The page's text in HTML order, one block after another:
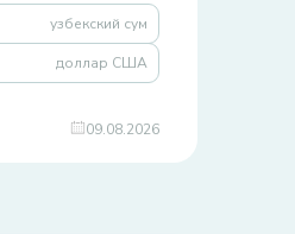
узбекский сум
доллар США
09.08.2026